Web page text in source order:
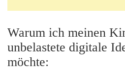
Warum ich meinen
unbelastete digitale
möchte: